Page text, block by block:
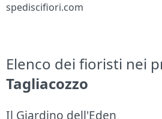
spediscifiori.com
Elenco dei fioristi nei
Tagliacozzo
Il Giardino dell'Eden